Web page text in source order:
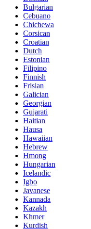
Bulgarian
Cebuano
Chichewa
Corsican
Croatian
Dutch
Estonian
Filipino
Finnish
Frisian
Galician
Georgian
Gujarati
Haitian
Hausa
Hawaiian
Hebrew
Hmong
Hungarian
Icelandic
Igbo
Javanese
Kannada
Kazakh
Khmer
Kurdish